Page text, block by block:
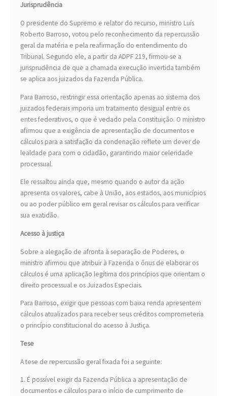
Jurisprudência
O presidente do Supremo e relator do recurso, ministro Luís
Roberto Barroso, votou pelo reconhecimento da repercussão
geral da matéria e pela reafirmação do entendimento do
Tribunal. Segundo ele, a partir da ADPF 219, firmou-se a
jurisprudência de que a chamada execução invertida também
se aplica aos juizados da Fazenda Pública.
Para Barroso, restringir essa orientação apenas ao sistema dos
juizados federais imporia um tratamento desigual entre os
entes federativos, o que é vedado pela Constituição. O ministro
afirmou que a exigência de apresentação de documentos e
cálculos para a satisfação da condenação reflete um dever de
lealdade para com o cidadão, garantindo maior celeridade
processual.
Ele ressaltou ainda que, mesmo quando o autor da ação
apresenta os valores, cabe à União, aos estados, aos municípios
ou ao poder público em geral revisar os cálculos para verificar
sua exatidão.
Acesso à justiça
Sobre a alegação de afronta à separação de Poderes, o
ministro afirmou que atribuir à Fazenda o ônus de elaborar os
cálculos é uma aplicação legítima dos princípios que orientam o
direito processual e os Juizados Especiais.
Para Barroso, exigir que pessoas com baixa renda apresentem
cálculos atualizados para receber seus créditos comprometeria
o princípio constitucional do acesso à Justiça.
Tese
A tese de repercussão geral fixada foi a seguinte:
1. É possível exigir da Fazenda Pública a apresentação de
documentos e cálculos para o início de cumprimento de